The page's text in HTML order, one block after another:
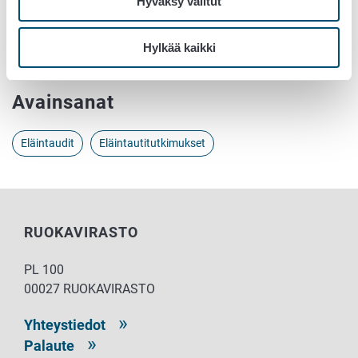
Hylkää kaikki
laskuttamiseen
Trikiinitutkimuslaboratoriot
Avainsanat
Eläintaudit Eläintautitutkimukset
RUOKAVIRASTO
PL 100
00027 RUOKAVIRASTO
Yhteystiedot
Palaute